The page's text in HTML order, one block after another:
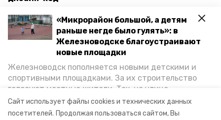
Сайт использует файлы cookies и технических данных
посетителей. Продолжая пользоваться сайтом, Вы
«Микрорайон большой, а детям
раньше негде было гулять»: в
Железноводске благоустраивают
новые площадки
Железноводск пополняется новыми детскими и
спортивными площадками. За их строительство
голосуют местные жители. Так, на улице
Октябрьской уже появилось современное
пространство для отдыха, а в Иноземцеве
Концерт хореографической школы «Youla»
состоится в Железноводске 9 июня
«Школу мэров» в Железноводске прошли 80
участников со всей России
ставропольский край